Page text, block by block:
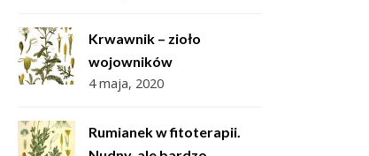
Krwawnik – zioło
wojowników
4 maja, 2020
Rumianek w fitoterapii.